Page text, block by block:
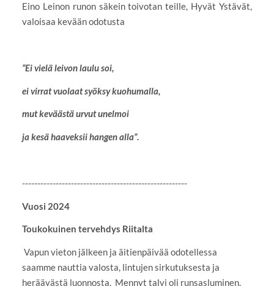
Eino Leinon runon säkein toivotan teille, Hyvät Ystävät,
valoisaa kevään odotusta
”Ei vielä leivon laulu soi,
ei virrat vuolaat syöksy kuohumalla,
mut keväästä urvut unelmoi
ja kesä haaveksii hangen alla”.
------------------------------------------------------
Vuosi 2024
Toukokuinen tervehdys Riitalta
Vapun vieton jälkeen ja äitienpäivää odotellessa
saamme nauttia valosta, lintujen sirkutuksesta ja
heräävästä luonnosta. Mennyt talvi oli runsasluminen,